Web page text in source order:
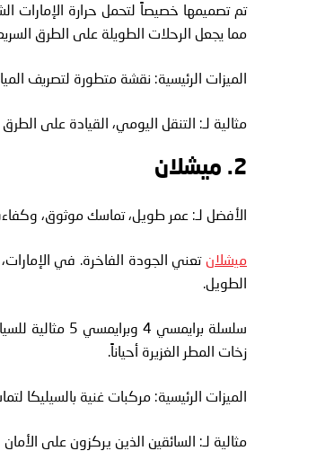
تم تصميمها خصيصاً لتحمل حرارة الإمارات
مما يجعل الرحلات الطويلة على الطرق
الميزات الرئيسية: نقشة متطورة لتصريف
مثالية لـ: التنقل اليومي، القيادة على
2. ميشلان
الأفضل لـ: عمر طويل، تماسك موثوق،
ميشلان تعني الجودة الفاخرة. في
الطويل.
سلسلة
زخات المطر الغزيرة أحياناً.
الميزات الرئيسية: مركبات غنية
مثالية لـ: السائقين الذين يركزون على